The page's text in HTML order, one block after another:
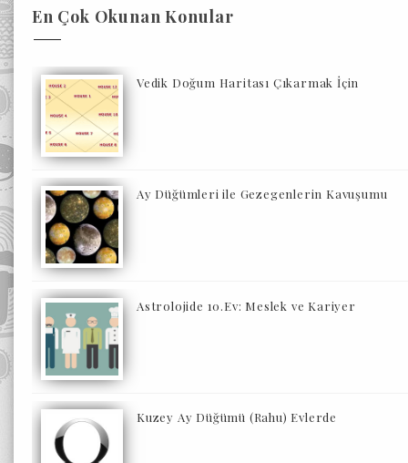
En Çok Okunan Konular
Vedik Doğum Haritası Çıkarmak İçin
Ay Düğümleri ile Gezegenlerin Kavuşumu
Astrolojide 10.Ev: Meslek ve Kariyer
Kuzey Ay Düğümü (Rahu) Evlerde